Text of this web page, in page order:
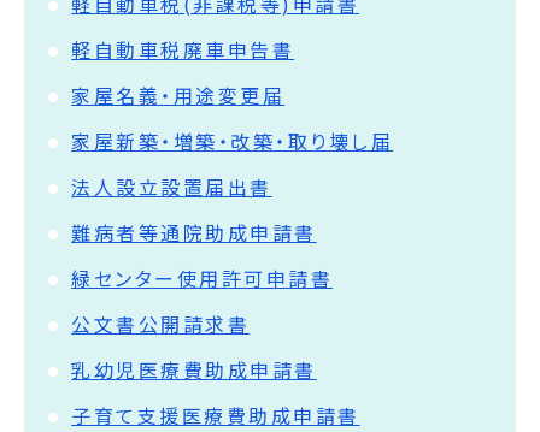
軽自動車税廃車申告書
家屋名義・用途変更届
家屋新築・増築・改築・取り壊し届
法人設立設置届出書
難病者等通院助成申請書
緑センター使用許可申請書
公文書公開請求書
乳幼児医療費助成申請書
子育て支援医療費助成申請書